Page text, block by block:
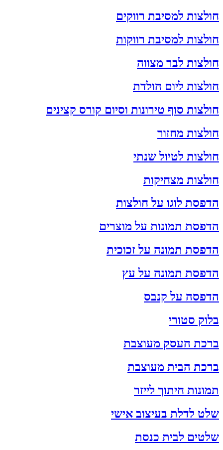
חולצות למסיבת רווקים
חולצות למסיבת רווקות
חולצות לבר מצווה
חולצות ליום הולדת
חולצות סוף טירונות וסיום קורס קצינים
חולצות מחזור
חולצות לטיול שנתי
חולצות מצחיקות
הדפסת לוגו על חולצות
הדפסת תמונות על מוצרים
הדפסת תמונה על זכוכית
הדפסת תמונה על עץ
הדפסה על קנבס
בלוק סטורי
ברכת העסק מעוצבת
ברכת הבית מעוצבת
תמונות חיתוך לייזר
שלט לדלת בעיצוב אישי
שלטים לבית כנסת